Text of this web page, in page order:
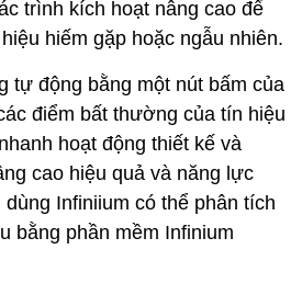
trình kích hoạt nâng cao để
hiếm gặp hoặc ngẫu nhiên.
tự động bằng một nút bấm của
điểm bất thường của tín hiệu
hoạt động thiết kế và
cao hiệu quả và năng lực
Infiniium có thể phân tích
bằng phần mềm Infinium